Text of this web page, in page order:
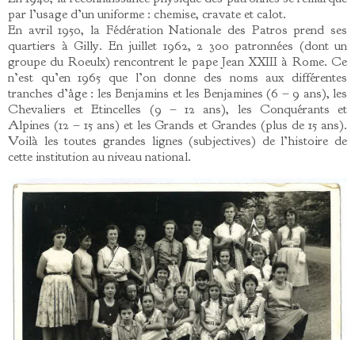
par l’usage d’un uniforme : chemise, cravate et calot.
En avril 1950, la Fédération Nationale des Patros prend ses
quartiers à Gilly. En juillet 1962, 2 300 patronnées (dont un
groupe du Roeulx) rencontrent le pape Jean XXIII à Rome. Ce
n’est qu’en 1965 que l’on donne des noms aux différentes
tranches d’âge : les Benjamins et les Benjamines (6 – 9 ans), les
Chevaliers et Etincelles (9 – 12 ans), les Conquérants et
Alpines (12 – 15 ans) et les Grands et Grandes (plus de 15 ans).
Voilà les toutes grandes lignes (subjectives) de l’histoire de
cette institution au niveau national.